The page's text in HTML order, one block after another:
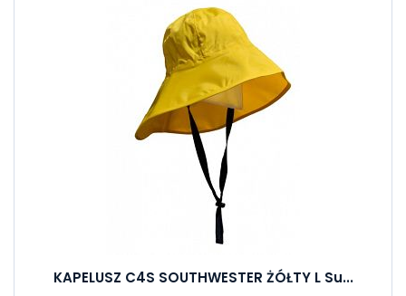
KAPELUSZ C4S SOUTHWESTER ŻÓŁTY L Su...